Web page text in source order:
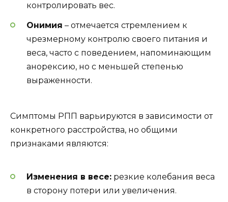
контролировать вес.
Онимия – отмечается стремлением к
чрезмерному контролю своего питания и
веса, часто с поведением, напоминающим
анорексию, но с меньшей степенью
выраженности.
Симптомы РПП варьируются в зависимости от
конкретного расстройства, но общими
признаками являются:
Изменения в весе: резкие колебания веса
в сторону потери или увеличения.